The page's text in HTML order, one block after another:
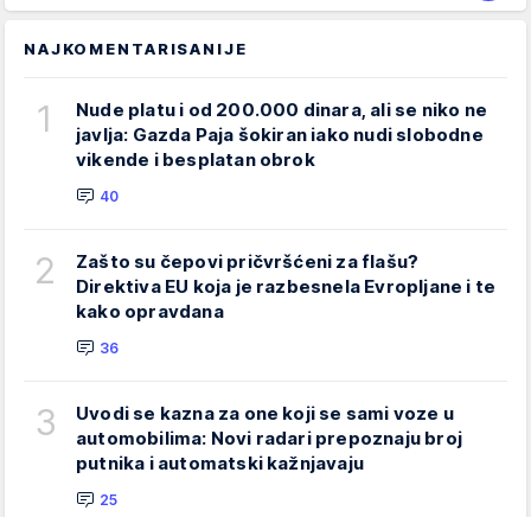
NAJKOMENTARISANIJE
1
Nude platu i od 200.000 dinara, ali se niko ne
javlja: Gazda Paja šokiran iako nudi slobodne
vikende i besplatan obrok
40
2
Zašto su čepovi pričvršćeni za flašu?
Direktiva EU koja je razbesnela Evropljane i te
kako opravdana
36
3
Uvodi se kazna za one koji se sami voze u
automobilima: Novi radari prepoznaju broj
putnika i automatski kažnjavaju
25